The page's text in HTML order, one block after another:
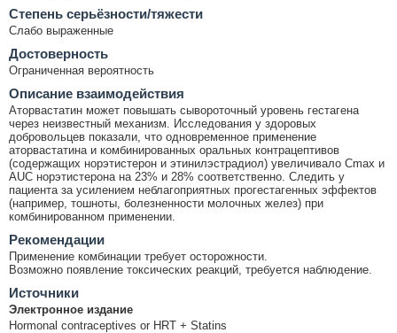
Cтепень серьёзности/тяжести
Слабо выраженные
Достоверность
Ограниченная вероятность
Описание взаимодействия
Аторвастатин может повышать сывороточный уровень гестагена
через неизвестный механизм. Исследования у здоровых
добровольцев показали, что одновременное применение
аторвастатина и комбинированных оральных контрацептивов
(содержащих норэтистерон и этинилэстрадиол) увеличивало Cmax и
AUC норэтистерона на 23% и 28% соответственно. Следить у
пациента за усилением неблагоприятных прогестагенных эффектов
(например, тошноты, болезненности молочных желез) при
комбинированном применении.
Рекомендации
Применение комбинации требует осторожности.
Возможно появление токсических реакций, требуется наблюдение.
Источники
Электронное издание
Hormonal contraceptives or HRT + Statins